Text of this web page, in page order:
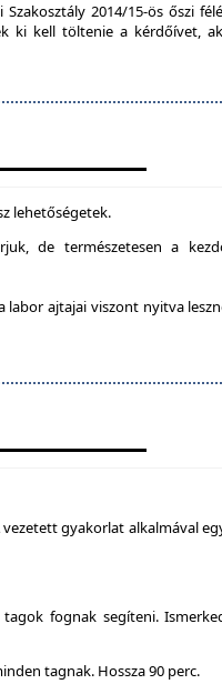
2014/15-ös őszi
ki kell töltenie a kérdőívet,
lehetőségetek.
de természetesen a
labor ajtajai viszont nyitva
gyakorlat alkalmával
fognak segíteni.
tagnak. Hossza 90 perc.